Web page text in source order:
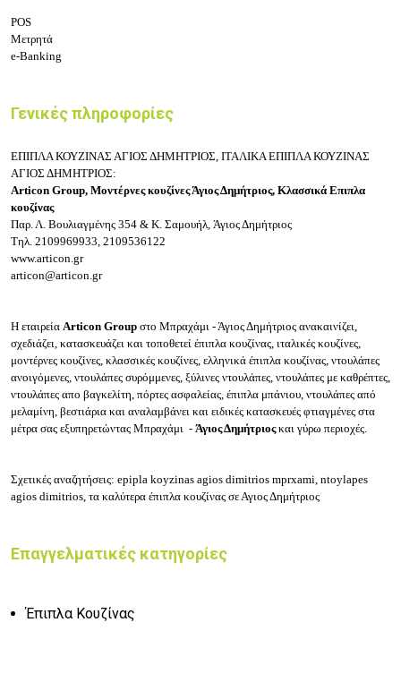
POS
Μετρητά
e-Banking
Γενικές πληροφορίες
ΕΠΙΠΛΑ ΚΟΥΖΙΝΑΣ ΑΓΙΟΣ ΔΗΜΗΤΡΙΟΣ, ΙΤΑΛΙΚΑ ΕΠΙΠΛΑ ΚΟΥΖΙΝΑΣ
ΑΓΙΟΣ ΔΗΜΗΤΡΙΟΣ:
Articon Group, Μοντέρνες κουζίνες Άγιος Δημήτριος, Κλασσικά Επιπλα
κουζίνας
Παρ. Λ. Βουλιαγμένης 354 & Κ. Σαμουήλ, Άγιος Δημήτριος
Τηλ. 2109969933, 2109536122
www.articon.gr
articon@articon.gr
Η εταιρεία Articon Group στο Μπραχάμι - Άγιος Δημήτριος ανακαινίζει,
σχεδιάζει, κατασκευάζει και τοποθετεί έπιπλα κουζίνας, ιταλικές κουζίνες,
μοντέρνες κουζίνες, κλασσικές κουζίνες, ελληνικά έπιπλα κουζίνας, ντουλάπες
ανοιγόμενες, ντουλάπες συρόμμενες, ξύλινες ντουλάπες, ντουλάπες με καθρέπτες,
ντουλάπες απο βαγκελίτη, πόρτες ασφαλείας, έπιπλα μπάνιου, ντουλάπες από
μελαμίνη, βεστιάρια και αναλαμβάνει και ειδικές κατασκευές φτιαγμένες στα
μέτρα σας εξυπηρετώντας Μπραχάμι - Άγιος Δημήτριοςκαι γύρω περιοχές.
Σχετικές αναζητήσεις: epipla koyzinas agios dimitrios mprxami, ntoylapes
agios dimitrios, τα καλύτερα έπιπλα κουζίνας σε Αγιος Δημήτριος
Επαγγελματικές κατηγορίες
Έπιπλα Κουζίνας